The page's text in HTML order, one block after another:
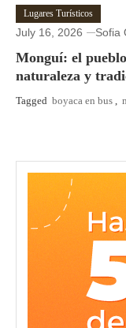
Lugares Turísticos
July 16, 2026 Sofia
Monguí: el
naturaleza y
Tagged boyaca en bus ,